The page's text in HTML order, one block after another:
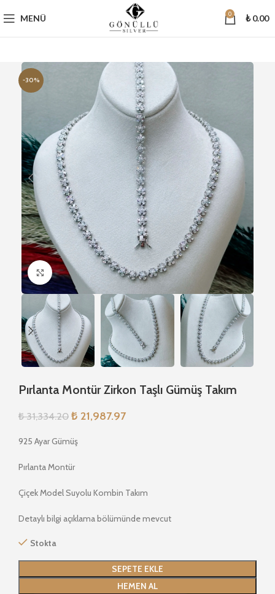
MENÜ 0 ₺0.00
-30%
Büyütmek için tıklayın
Pırlanta Montür Zirkon Taşlı Gümüş Takım
₺31,334.20 ₺ 21,987.97
925 Ayar Gümüş
Pırlanta Montür
Çiçek Model Suyolu Kombin Takım
Detaylı bilgi açıklama bölümünde mevcut
Stokta
SEPETE EKLE
HEMEN AL